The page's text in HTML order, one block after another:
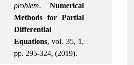
problem.Numerical
Methods for Partial
Differential
Equations, vol. 35, 1,
pp. 295-324, (2019).